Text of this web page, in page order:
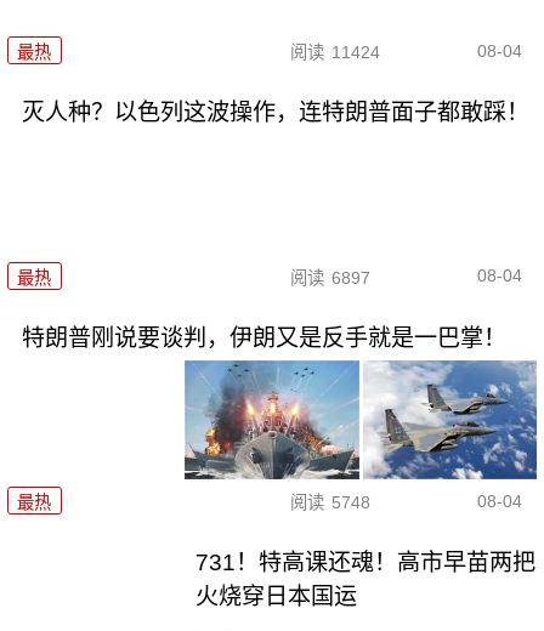
最热 阅读 11424 08-04
灭人种？以色列这波操作，连特朗普面子都敢踩！
最热 阅读 6897 08-04
特朗普刚说要谈判，伊朗又是反手就是一巴掌！
最热 阅读 5748 08-04
731！特高课还魂！高市早苗两把
火烧穿日本国运